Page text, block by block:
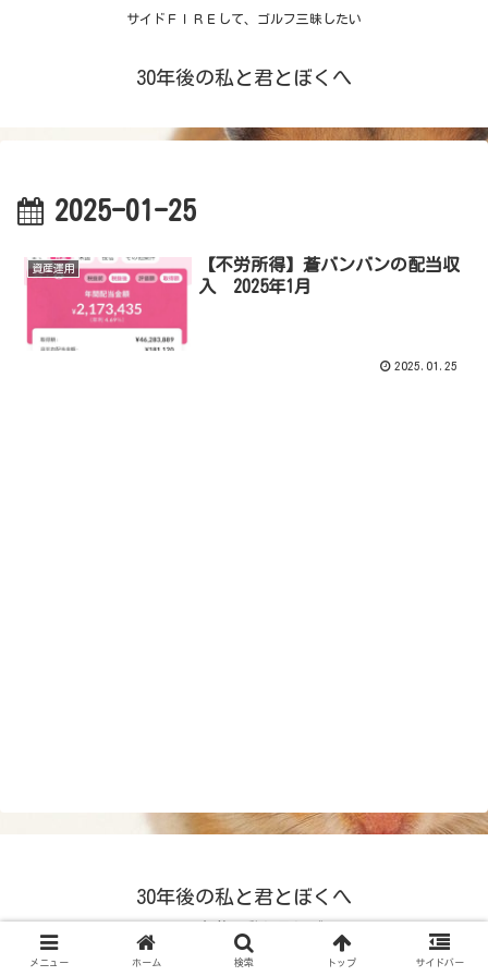
サイドＦＩＲＥして、ゴルフ三昧したい
30年後の私と君とぼくへ
2025-01-25
資産運用
【不労所得】蒼バンバンの配当収
入 2025年1月
2025.01.25
30年後の私と君とぼくへ
メニュー ホーム 検索 トップ サイドバー